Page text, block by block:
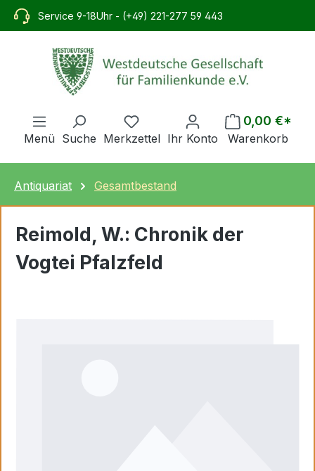
springen
Service 9-18Uhr - (+49) 221-277 59 443
Menü Suche Merkzettel Ihr Konto
0,00 €*
Warenkorb
Antiquariat Gesamtbestand
Reimold, W.: Chronik der
Vogtei Pfalzfeld